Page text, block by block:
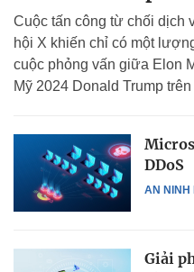
Cuộc tấn công từ chối dịch
hội X khiến chỉ có một
cuộc phỏng vấn giữa Elon
Mỹ 2024 Donald Trump
AN NINH
DDoS
Giải